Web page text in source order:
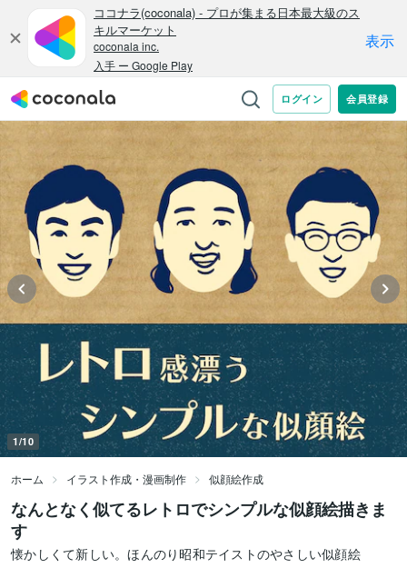
1/10
ホーム イラスト作成・漫画制作 似顔絵作成
なんとなく似てるレトロでシンプルな似顔絵描きま
す
懐かしくて新しい。ほんのり昭和テイストのやさしい似顔絵